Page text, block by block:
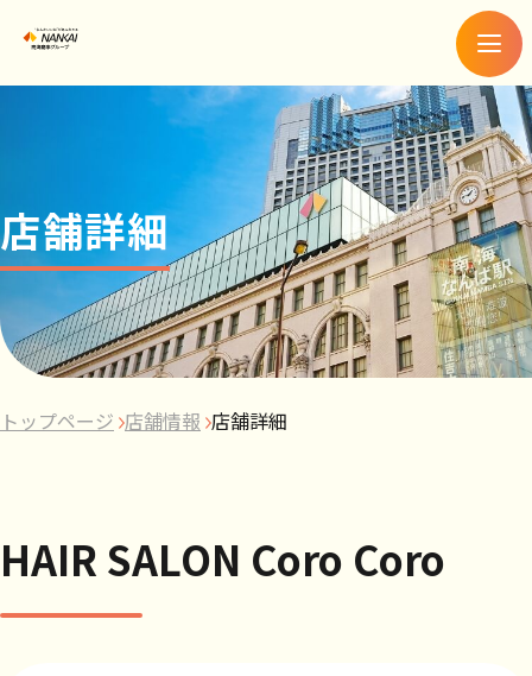
メ
ニ
ュ
ー
店舗詳細
トップページ 店舗情報 店舗詳細
HAIR SALON Coro Coro